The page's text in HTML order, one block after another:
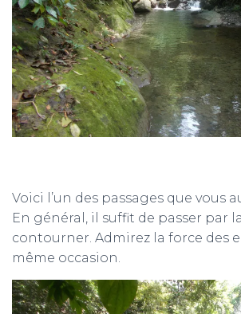
Voici l’un des passages que vous
En général, il suffit de passer par
contourner. Admirez la force des
même occasion.